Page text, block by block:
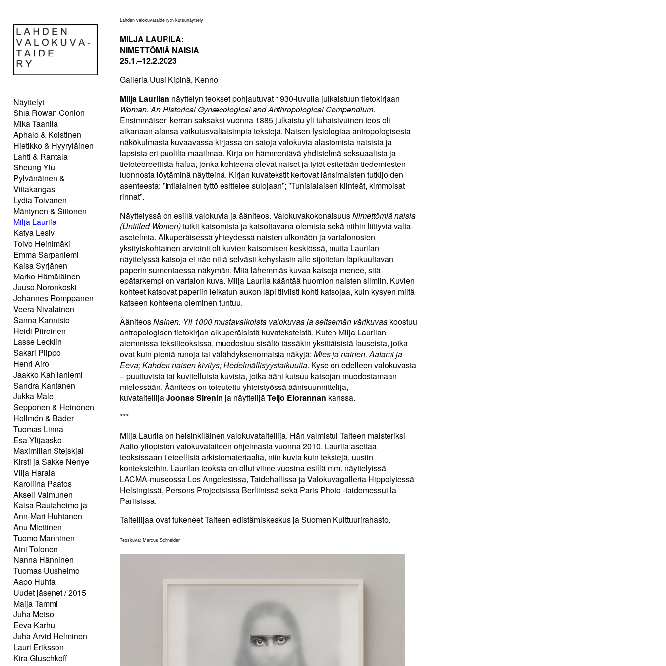
Näyttelyt
Shia Rowan Conlon
Mika Taanila
Aphalo & Koistinen
Hietikko & Hyyryläinen
Lahti & Rantala
Sheung Yiu
Pylvänäinen &
Viitakangas
Lydia Toivanen
Mäntynen & Siitonen
Milja Laurila
Katya Lesiv
Toivo Heinimäki
Emma Sarpaniemi
Kaisa Syrjänen
Marko Hämäläinen
Juuso Noronkoski
Johannes Romppanen
Veera Nivalainen
Sanna Kannisto
Heidi Piiroinen
Lasse Lecklin
Sakari Piippo
Henri Airo
Jaakko Kahilaniemi
Sandra Kantanen
Jukka Male
Sepponen & Heinonen
Hollmén & Bader
Tuomas Linna
Esa Ylijaasko
Maximilian Stejskjal
Kirsti ja Sakke Nenye
Vilja Harala
Karoliina Paatos
Akseli Valmunen
Kaisa Rautaheimo ja
Ann-Mari Huhtanen
Anu Miettinen
Tuomo Manninen
Aini Tolonen
Nanna Hänninen
Tuomas Uusheimo
Aapo Huhta
Uudet jäsenet / 2015
Maija Tammi
Juha Metso
Eeva Karhu
Juha Arvid Helminen
Lauri Eriksson
Kira Gluschkoff
Lahden valokuvataide ry:n kutsunäyttely
MILJA LAURILA:
NIMETTÖMIÄ NAISIA
25.1.–12.2.2023
Galleria Uusi Kipinä, Kenno
Milja Laurilan näyttelyn teokset pohjautuvat 1930-luvulla julkaistuun tietokirjaan
Woman. An Historical Gynæcological and Anthropological Compendium.
Ensimmäisen kerran saksaksi vuonna 1885 julkaistu yli tuhatsivuinen teos oli
aikanaan alansa vaikutusvaltaisimpia tekstejä. Naisen fysiologiaa antropologisesta
näkökulmasta kuvaavassa kirjassa on satoja valokuvia alastomista naisista ja
lapsista eri puolilta maailmaa. Kirja on hämmentävä yhdistelmä seksuaalista ja
tietoteoreettista halua, jonka kohteena olevat naiset ja tytöt esitetään tiedemiesten
luonnosta löytäminä näytteinä. Kirjan kuvatekstit kertovat länsimaisten tutkijoiden
asenteesta: ”Intialainen tyttö esittelee sulojaan”; ”Tunisialaisen kiinteät, kimmoisat
rinnat”.
Näyttelyssä on esillä valokuvia ja ääniteos. ValokuvakokonaisuusNimettömiä naisia
(Untitled Women)tutkii katsomista ja katsottavana olemista sekä̈ niihin liittyviä valta-
asetelmia. Alkuperäisessä yhteydessä naisten ulkonäön ja vartalonosien
yksityiskohtainen arviointi oli kuvien katsomisen keskiössä, mutta Laurilan
näyttelyssä katsoja ei näe niitä selvästi kehyslasin alle sijoitetun läpikuultavan
paperin sumentaessa näkymän. Mitä lähemmäs kuvaa katsoja menee, sitä
epätarkempi on vartalon kuva. Milja Laurila kääntää huomion naisten silmiin. Kuvien
kohteet katsovat paperiin leikatun aukon läpi tiiviisti kohti katsojaa, kuin kysyen miltä
katseen kohteena oleminen tuntuu.
ÄäniteosNainen. Yli 1000 mustavalkoista valokuvaa ja seitsemän värikuvaa koostuu
antropologisen tietokirjan alkuperäisistä kuvateksteistä. Kuten Milja Laurilan
aiemmissa tekstiteoksissa, muodostuu sisältö tässäkin yksittäisistä lauseista, jotka
ovat kuin pieniä runoja tai välähdyksenomaisia näkyjä: Mies ja nainen. Aatami ja
Eeva; Kahden naisen kivitys; Hedelmällisyystaikuutta. Kyse on edelleen valokuvasta
– puuttuvista tai kuvitelluista kuvista, jotka ääni kutsuu katsojan muodostamaan
mielessään. Ääniteos on toteutettu yhteistyössä äänisuunnittelija,
kuvataiteilijaJoonas Sirenin ja näyttelijäTeijo Elorannan kanssa.
***
Milja Laurila on helsinkiläinen valokuvataiteilija. Hän valmistui Taiteen maisteriksi
Aalto-yliopiston valokuvataiteen ohjelmasta vuonna 2010. Laurila asettaa
teoksissaan tieteellistä arkistomateriaalia, niin kuvia kuin tekstejä, uusiin
konteksteihin. Laurilan teoksia on ollut viime vuosina esillä̈ mm. näyttelyissä
LACMA-museossa Los Angelesissa, Taidehallissa ja Valokuvagalleria Hippolytessä
Helsingissä̈, Persons Projectsissa Berliinissä sekä Paris Photo -taidemessuilla
Pariisissa.
Taiteilijaa ovat tukeneet Taiteen edistämiskeskus ja Suomen Kulttuurirahasto.
Teoskuva: Marcus Schneider